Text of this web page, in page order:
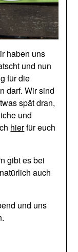
haben uns
und nun
für die
darf. Wir sind
spät dran,
und
hierfür euch
gibt es bei
auch
und uns